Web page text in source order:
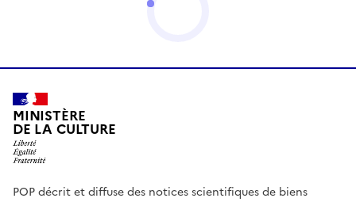
MINISTÈRE
DE LA CULTURE
POP décrit et diffuse des notices scientifiques de biens